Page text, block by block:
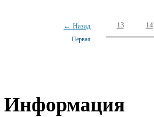
← Назад 13 14
Первая
Информация